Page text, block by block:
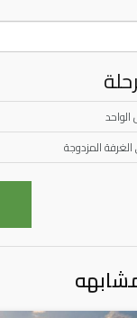
المزدوجة